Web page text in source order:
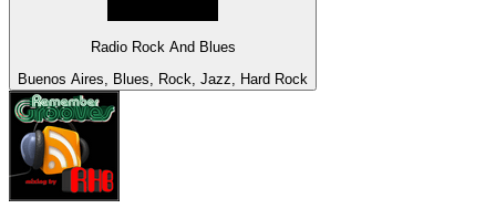
Radio Rock And Blues
Buenos Aires, Blues, Rock, Jazz, Hard Rock